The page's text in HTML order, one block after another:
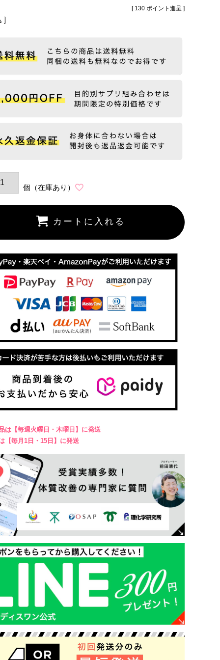
[ 130 ポイント進呈 ]
カートに入れる
は【毎週火曜日・木曜日】に発送
【毎月1日・15日】に発送